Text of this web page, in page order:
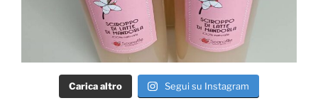
Carica altro Segui su Instagram